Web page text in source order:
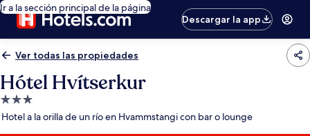
Ir a la sección principal de la página
Descargar la app
Ver todas las propiedades
Hótel Hvítserkur
Propiedad
de
Hotel a la orilla de un río en Hvammstangi con bar o lounge